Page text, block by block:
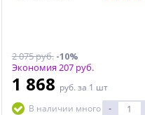
2 075 руб.-10%
Экономия 207 руб.
1 868 руб. за 1 шт
В наличии много
-